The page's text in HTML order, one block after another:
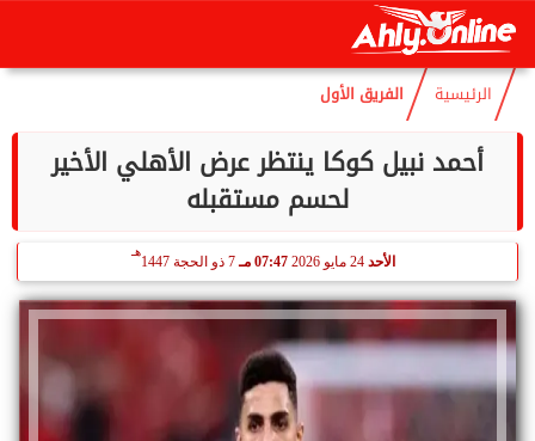
الجمعة
الرئيسية الفريق الأول
أحمد نبيل كوكا ينتظر عرض الأهلي الأخير
لحسم مستقبله
الأحد 24 مايو 2026 07:47 مـ 7 ذو الحجة 1447
هـ